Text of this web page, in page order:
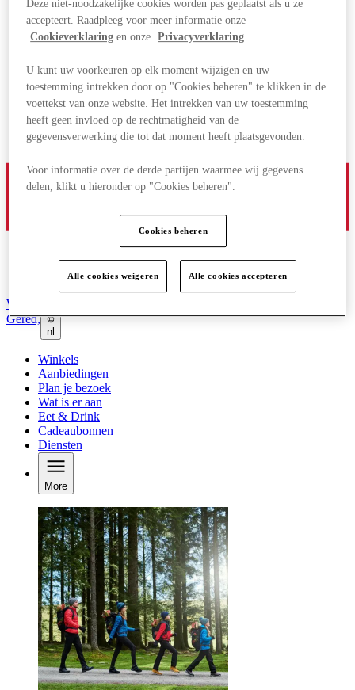
Word lid van de Club
Gered,
nl
Winkels
Aanbiedingen
Plan je bezoek
Wat is er aan
Eet & Drink
Cadeaubonnen
Diensten
More
Deze niet-noodzakelijke cookies worden pas geplaatst als u ze
accepteert. Raadpleeg voor meer informatie onze
Cookieverklaring en onze Privacyverklaring.
U kunt uw voorkeuren op elk moment wijzigen en uw
toestemming intrekken door op "Cookies beheren" te klikken in de
voettekst van onze website. Het intrekken van uw toestemming
heeft geen invloed op de rechtmatigheid van de
gegevensverwerking die tot dat moment heeft plaatsgevonden.
Voor informatie over de derde partijen waarmee wij gegevens
delen, klikt u hieronder op "Cookies beheren".
Cookies beheren
Alle cookies weigeren Alle cookies accepteren